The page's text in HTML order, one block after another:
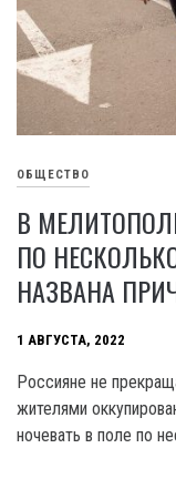
ОБЩЕСТВО
В
ПО
НАЗВАНА
1 АВГУСТА, 2022
Россияне не
жителями
ночевать в поле по